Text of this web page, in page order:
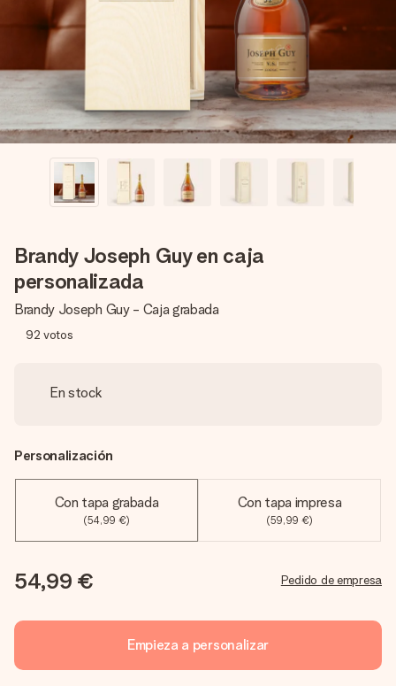
un mensaje que llegue al corazón. Sin complicaciones, solo
todo el amor para el momento.
Brandy Joseph Guy en caja
personalizada
Brandy Joseph Guy - Caja grabada
92 votos
En stock
Personalización
Con tapa grabada
(54,99 €)
Con tapa impresa
(59,99 €)
54,99 € Pedido de empresa
Empieza a personalizar